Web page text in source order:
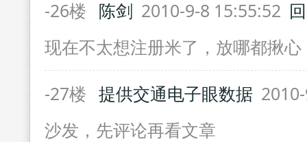
-26楼 陈剑 2010-9-8 15:55:52
现在不太想注册米了，放哪都揪心
-27楼 提供交通电子眼数据
沙发，先评论再看文章